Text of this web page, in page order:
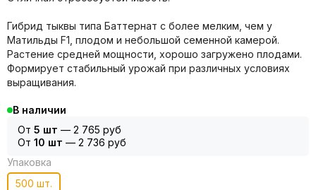
Гибрид тыквы типа Баттернат с более мелким, чем у
Матильды F1, плодом и небольшой семенной камерой.
Растение средней мощности, хорошо загружено плодами.
Формирует стабильный урожай при различных условиях
выращивания.
В наличии
От 5 шт — 2 765 руб
От 10 шт — 2 736 руб
Упаковка
500 шт.